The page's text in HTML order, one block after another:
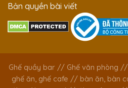
Bản quyền bài viết
Ghế quầy bar// Ghế văn phòng //
ghế ăn, ghế cafe // bàn ăn, bàn